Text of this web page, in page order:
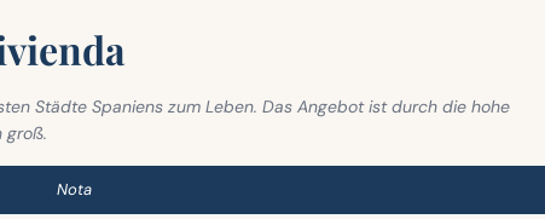
Städte Spaniens zum Leben. Das Angebot ist durch die hohe
groß.
Nota